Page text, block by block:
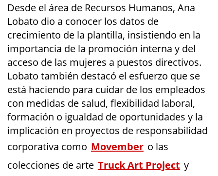
Desde el área de Recursos Humanos, Ana
Lobato dio a conocer los datos de
crecimiento de la plantilla, insistiendo en la
importancia de la promoción interna y del
acceso de las mujeres a puestos directivos.
Lobato también destacó el esfuerzo que se
está haciendo para cuidar de los empleados
con medidas de salud, flexibilidad laboral,
formación o igualdad de oportunidades y la
implicación en proyectos de responsabilidad
corporativa como Movember o las
colecciones de arte Truck Art Project y